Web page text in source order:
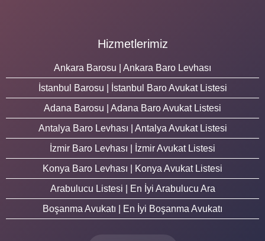
Hizmetlerimiz
Ankara Barosu | Ankara Baro Levhası
İstanbul Barosu | İstanbul Baro Avukat Listesi
Adana Barosu | Adana Baro Avukat Listesi
Antalya Baro Levhası | Antalya Avukat Listesi
İzmir Baro Levhası | İzmir Avukat Listesi
Konya Baro Levhası | Konya Avukat Listesi
Arabulucu Listesi | En İyi Arabulucu Ara
Boşanma Avukatı | En İyi Boşanma Avukatı